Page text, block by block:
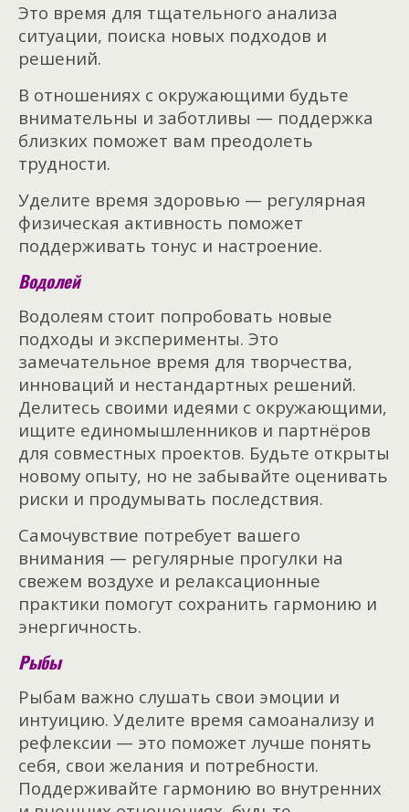
Это время для тщательного анализа
ситуации, поиска новых подходов и
решений.
В отношениях с окружающими будьте
внимательны и заботливы — поддержка
близких поможет вам преодолеть
трудности.
Уделите время здоровью — регулярная
физическая активность поможет
поддерживать тонус и настроение.
Водолей
Водолеям стоит попробовать новые
подходы и эксперименты. Это
замечательное время для творчества,
инноваций и нестандартных решений.
Делитесь своими идеями с окружающими,
ищите единомышленников и партнёров
для совместных проектов. Будьте открыты
новому опыту, но не забывайте оценивать
риски и продумывать последствия.
Самочувствие потребует вашего
внимания — регулярные прогулки на
свежем воздухе и релаксационные
практики помогут сохранить гармонию и
энергичность.
Рыбы
Рыбам важно слушать свои эмоции и
интуицию. Уделите время самоанализу и
рефлексии — это поможет лучше понять
себя, свои желания и потребности.
Поддерживайте гармонию во внутренних